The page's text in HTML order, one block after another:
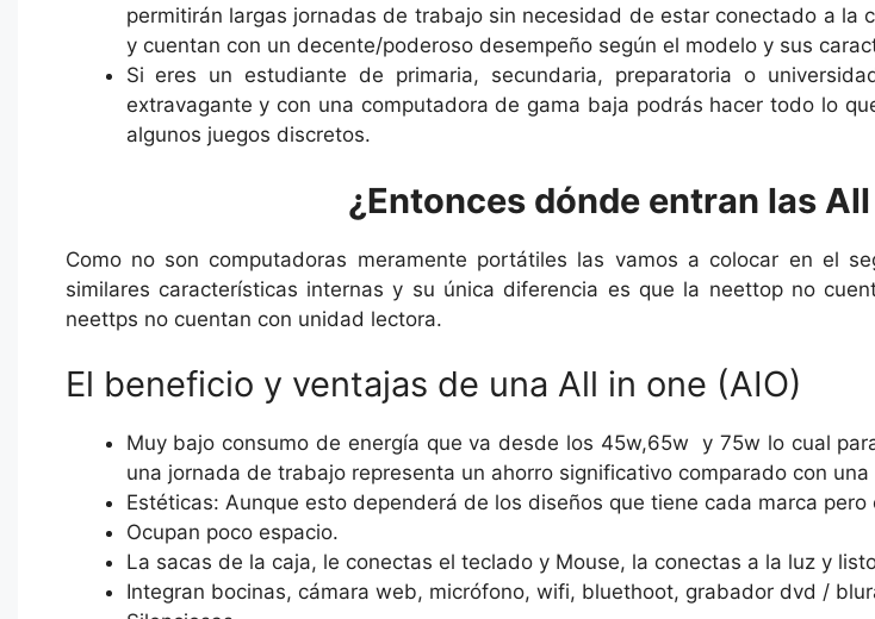
permitirán largas jornadas de trabajo sin necesidad de estar conectado a la
y cuentan con un decente/poderoso desempeño según el modelo y sus
Si eres un estudiante de primaria, secundaria, preparatoria o
extravagante y con una computadora de gama baja podrás hacer todo lo
algunos juegos discretos.
¿Entonces dónde entran las
Como no son computadoras meramente portátiles las vamos a colocar en el
similares características internas y su única diferencia es que la neettop no
neettps no cuentan con unidad lectora.
El beneficio y ventajas de una All in one (AIO)
Muy bajo consumo de energía que va desde los 45w,65w y 75w lo cual
una jornada de trabajo representa un ahorro significativo comparado con
Estéticas: Aunque esto dependerá de los diseños que tiene cada marca
Ocupan poco espacio.
La sacas de la caja, le conectas el teclado y Mouse, la conectas a la luz y
Integran bocinas, cámara web, micrófono, wifi, bluethoot, grabador dvd /